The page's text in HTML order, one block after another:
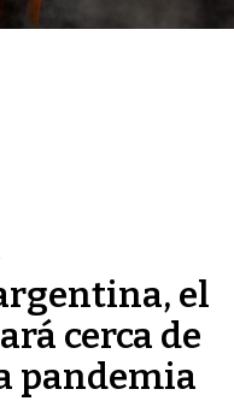
el
cerca de
pandemia